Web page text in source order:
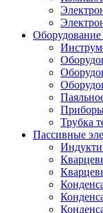
Трубка
Пассивные